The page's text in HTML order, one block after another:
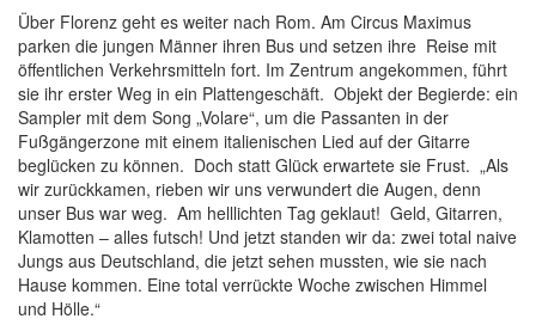
Über Florenz geht es weiter nach Rom. Am Circus Maximus
parken die jungen Männer ihren Bus und setzen ihre Reise mit
öffentlichen Verkehrsmitteln fort. Im Zentrum angekommen, führt
sie ihr erster Weg in ein Plattengeschäft. Objekt der Begierde: ein
Sampler mit dem Song „Volare“, um die Passanten in der
Fußgängerzone mit einem italienischen Lied auf der Gitarre
beglücken zu können. Doch statt Glück erwartete sie Frust. „Als
wir zurückkamen, rieben wir uns verwundert die Augen, denn
unser Bus war weg. Am helllichten Tag geklaut! Geld, Gitarren,
Klamotten – alles futsch! Und jetzt standen wir da: zwei total naive
Jungs aus Deutschland, die jetzt sehen mussten, wie sie nach
Hause kommen. Eine total verrückte Woche zwischen Himmel
und Hölle.“